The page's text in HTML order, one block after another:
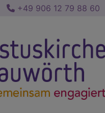
+49 906 12 79 88 60